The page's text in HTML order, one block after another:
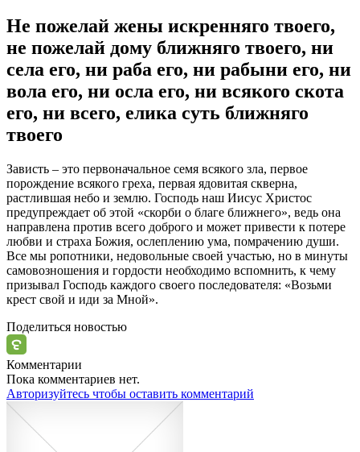
Не пожелай жены искренняго твоего,
не пожелай дому ближняго твоего, ни
села его, ни раба его, ни рабыни его, ни
вола его, ни осла его, ни всякого скота
его, ни всего, елика суть ближняго
твоего
Зависть – это первоначальное семя всякого зла, первое
порождение всякого греха, первая ядовитая скверна,
растлившая небо и землю. Господь наш Иисус Христос
предупреждает об этой «скорби о благе ближнего», ведь она
направлена против всего доброго и может привести к потере
любви и страха Божия, ослеплению ума, помрачению души.
Все мы ропотники, недовольные своей участью, но в минуты
самовозношения и гордости необходимо вспомнить, к чему
призывал Господь каждого своего последователя: «Возьми
крест свой и иди за Мной».
Поделиться новостью
Комментарии
Пока комментариев нет.
Авторизуйтесь чтобы оставить комментарий